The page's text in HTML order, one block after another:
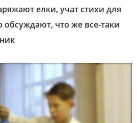
елки, учат стихи для
что же все-таки